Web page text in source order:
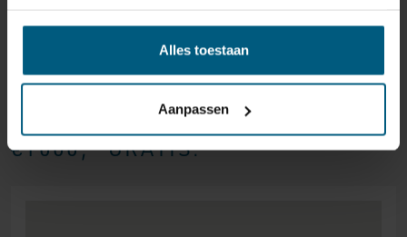
Alles toestaan
Aanpassen
assortiment in topmatrassen vindt u altijd het matras
waarop u het lekkerst ligt. U kunt kiezen uit
topmatrassen uitgevoerd in traagschuim, gel-foam,
DE POTEN
BINNNEN EEN STRAAL VAN 40KM
OM ELK FILIAAL BEZORGEN &
MONTEREN WIJ
BOXSPRING/BEDDEN BOVEN
€1000,- GRATIS.